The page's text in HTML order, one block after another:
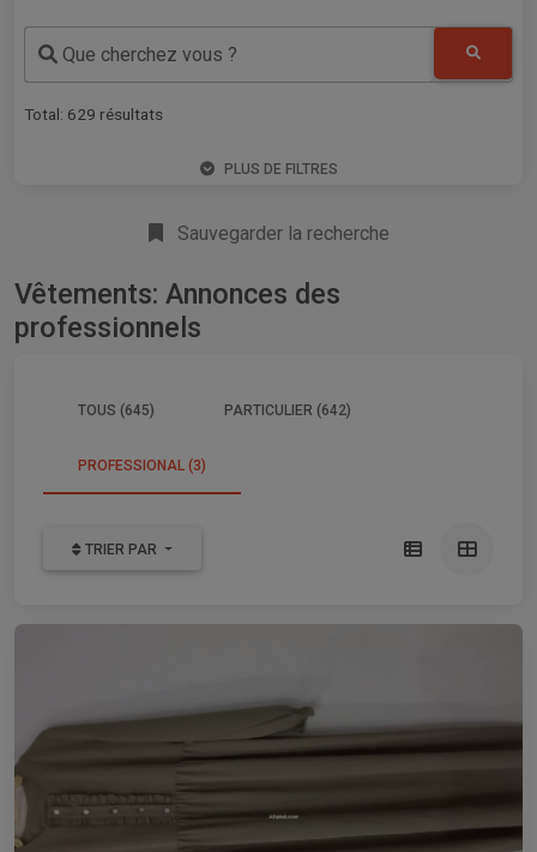
Que cherchez vous ?
Total: 629 résultats
PLUS DE FILTRES
Sauvegarder la recherche
Vêtements: Annonces des
professionnels
TOUS (645) PARTICULIER (642)
PROFESSIONAL (3)
TRIER PAR